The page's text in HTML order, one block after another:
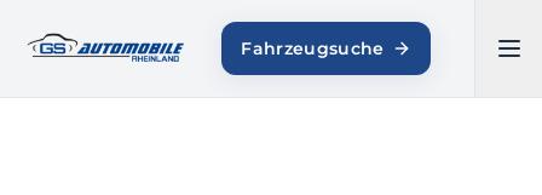
GS AUTOMOBILE
RHEINLAND Fahrzeugsuche